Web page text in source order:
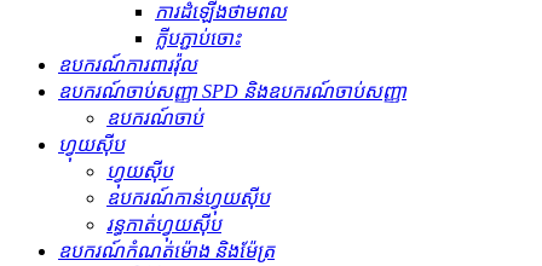
ការដំឡើងថាមពល
ក្លីបភ្ជាប់ចោះ
ឧបករណ៍ការពារវ៉ុល
ឧបករណ៍ចាប់សញ្ញា SPD និងឧបករណ៍ចាប់សញ្ញា
ឧបករណ៍ចាប់
ហ្វុយស៊ីប
ហ្វុយស៊ីប
ឧបករណ៍​កាន់​ហ្វុយស៊ីប
រន្ធ​កាត់​ហ្វុយស៊ីប
ឧបករណ៍កំណត់ម៉ោង និងម៉ែត្រ